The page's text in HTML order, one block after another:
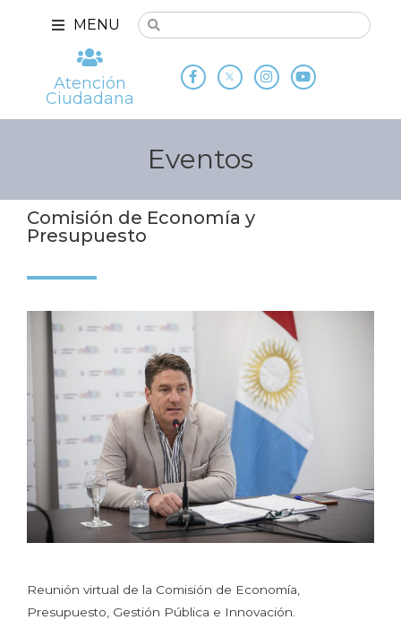
MENU
Atención
Ciudadana
Eventos
Comisión de Economía y
Presupuesto
Reunión virtual de la Comisión de Economía,
Presupuesto, Gestión Pública e Innovación.